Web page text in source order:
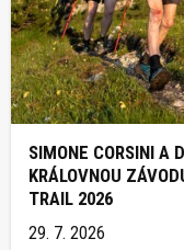
SIMONE CORSINI A
KRÁLOVNOU
TRAIL 2026
29. 7. 2026